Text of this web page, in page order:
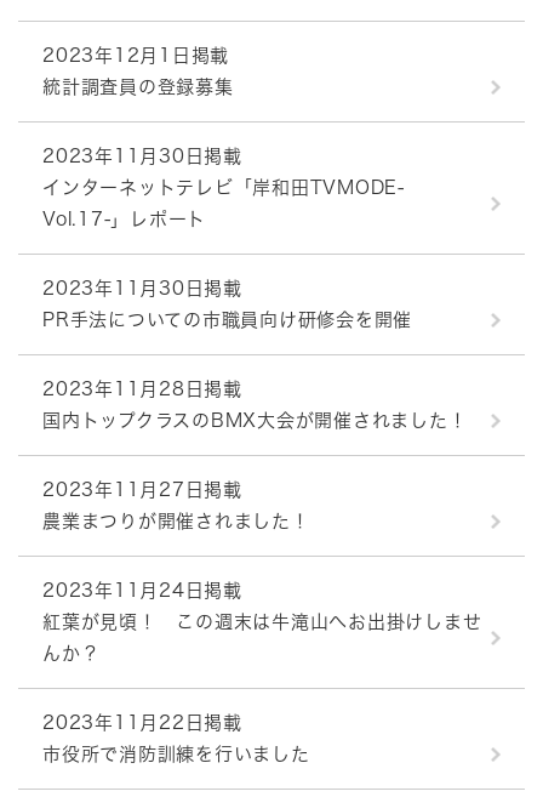
2023年12月1日掲載
統計調査員の登録募集
2023年11月30日掲載
インターネットテレビ「岸和田TVMODE-
Vol.17-」レポート
2023年11月30日掲載
PR手法についての市職員向け研修会を開催
2023年11月28日掲載
国内トップクラスのBMX大会が開催されました！
2023年11月27日掲載
農業まつりが開催されました！
2023年11月24日掲載
紅葉が見頃！ この週末は牛滝山へお出掛けしませ
んか？
2023年11月22日掲載
市役所で消防訓練を行いました